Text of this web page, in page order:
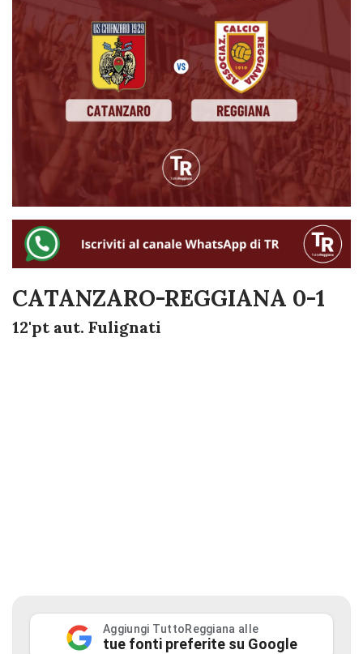
CATANZARO-REGGIANA 0-1
12'pt aut. Fulignati
Aggiungi TuttoReggiana alle
tue fonti preferite su Google